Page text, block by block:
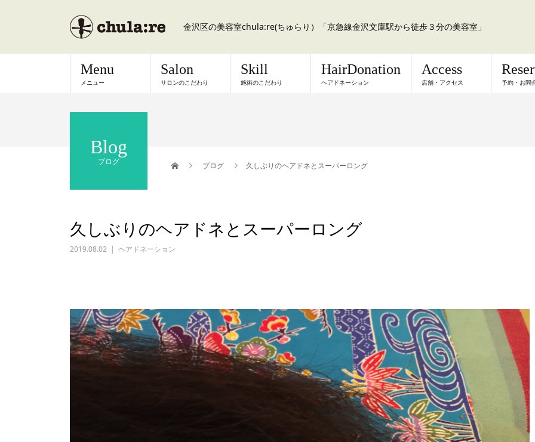
金沢区の美容室chula:re(ちゅらり）「京急線金沢文庫駅から徒歩３分の美容室」
Menu
メニュー
Salon
サロンのこだわり
Skill
施術のこだわり
HairDonation
ヘアドネーション
Access
店舗・アクセス 予約・お問
Blog
ブログ ブログ 久しぶりのヘアドネとスーパーロング
久しぶりのヘアドネとスーパーロング
2019.08.02 ヘアドネーション